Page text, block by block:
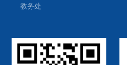
教务处